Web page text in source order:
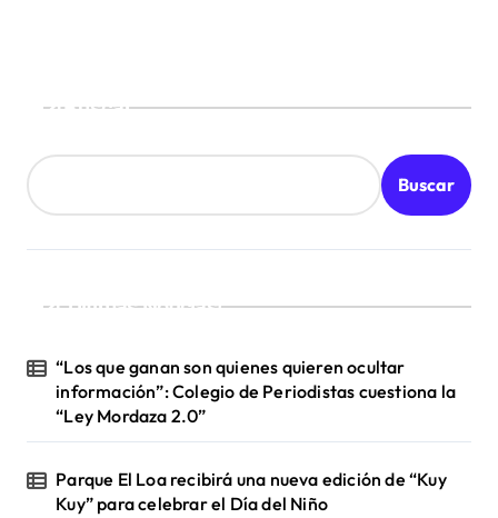
a
d
a
Buscar
Buscar
¡Ultimas Noticias!
“Los que ganan son quienes quieren ocultar
información”: Colegio de Periodistas cuestiona la
“Ley Mordaza 2.0”
Parque El Loa recibirá una nueva edición de “Kuy
Kuy” para celebrar el Día del Niño